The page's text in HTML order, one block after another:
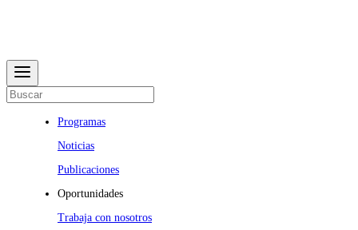
Programas
Noticias
Publicaciones
Oportunidades
Trabaja con nosotros